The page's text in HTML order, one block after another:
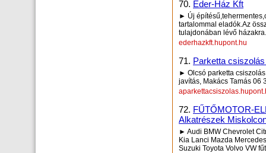
70. Éder-Ház Kft
► Új
tartalommal eladók.Az
tulajdonában lévő házakra.
ederhazkft.hupont.hu
71. Parketta
► Olcsó parketta
javítás, Makács Tamás 06
72. FŰTŐMOTOR-
Alkatrészek
► Audi BMW Chevrolet
Kia Lanci Mazda
Suzuki Toyota Volvo VW